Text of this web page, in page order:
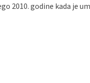
2010. godine kada je